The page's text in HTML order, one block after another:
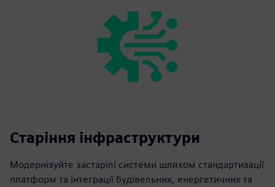
Старіння інфраструктури
Модернізуйте застарілі системи шляхом стандартизації
платформ та інтеграції будівельних, енергетичних та